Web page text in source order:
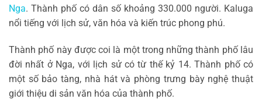
Nga. Thành phố có dân số khoảng 330.000 người. Kaluga
nổi tiếng với lịch sử, văn hóa và kiến ​​trúc phong phú.
Thành phố này được coi là một trong những thành phố lâu
đời nhất ở Nga, với lịch sử có từ thế kỷ 14. Thành phố có
một số bảo tàng, nhà hát và phòng trưng bày nghệ thuật
giới thiệu di sản văn hóa của thành phố.